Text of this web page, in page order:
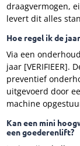
draagvermogen,
levert dit alles
Hoe regel ik de
Via een
jaar [VERIFIEER].
preventief
uitgevoerd door
machine
Kan een mini
een goederenlift?